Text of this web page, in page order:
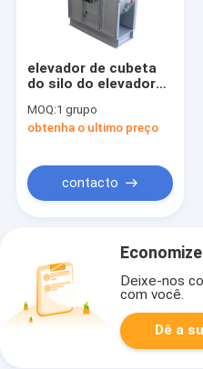
elevador de cubeta
do silo do elevador
grão de 40m3/H
Galvernized
MOQ:1 grupo
obtenha o ultimo preço
contacto
Deixe-nos
com você.
Dê a